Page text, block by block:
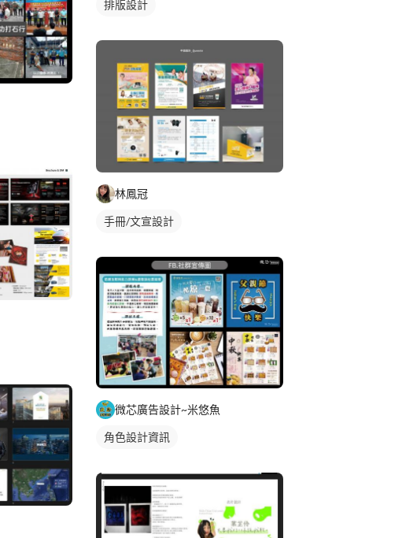
排版設計
林鳳冠
手冊/文宣設計
微芯廣告設計~米悠魚
角色設計資訊